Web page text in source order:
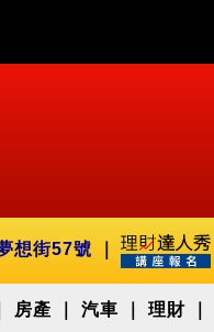
想街57號
房產 汽車 理財